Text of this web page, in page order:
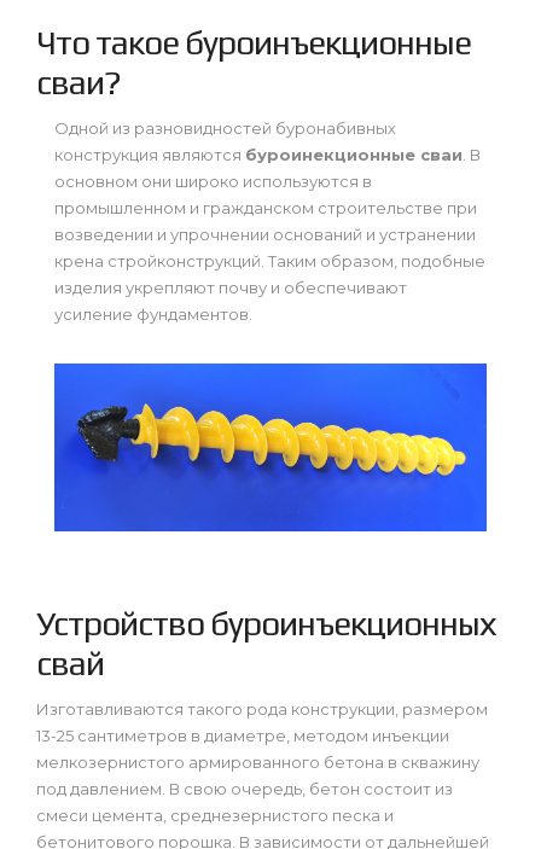
Что такое буроинъекционные
сваи?
Одной из разновидностей буронабивных
конструкция являются буроинекционные сваи. В
основном они широко используются в
промышленном и гражданском строительстве при
возведении и упрочнении оснований и устранении
крена стройконструкций. Таким образом, подобные
изделия укрепляют почву и обеспечивают
усиление фундаментов.
Устройство буроинъекционных
свай
Изготавливаются такого рода конструкции, размером
13-25 сантиметров в диаметре, методом инъекции
мелкозернистого армированного бетона в скважину
под давлением. В свою очередь, бетон состоит из
смеси цемента, среднезернистого песка и
бетонитового порошка. В зависимости от дальнейшей